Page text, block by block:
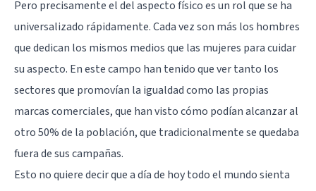
Pero precisamente el del aspecto físico es un rol que se ha
universalizado rápidamente. Cada vez son más los hombres
que dedican los mismos medios que las mujeres para cuidar
su aspecto. En este campo han tenido que ver tanto los
sectores que promovían la igualdad como las propias
marcas comerciales, que han visto cómo podían alcanzar al
otro 50% de la población, que tradicionalmente se quedaba
fuera de sus campañas.
Esto no quiere decir que a día de hoy todo el mundo sienta